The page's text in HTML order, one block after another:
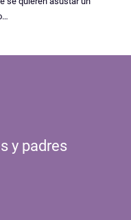
y padres